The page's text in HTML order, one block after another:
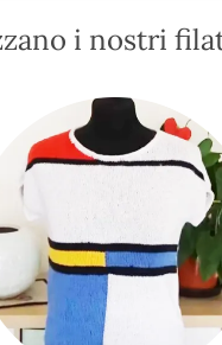
nella
del
prodotto
i nostri